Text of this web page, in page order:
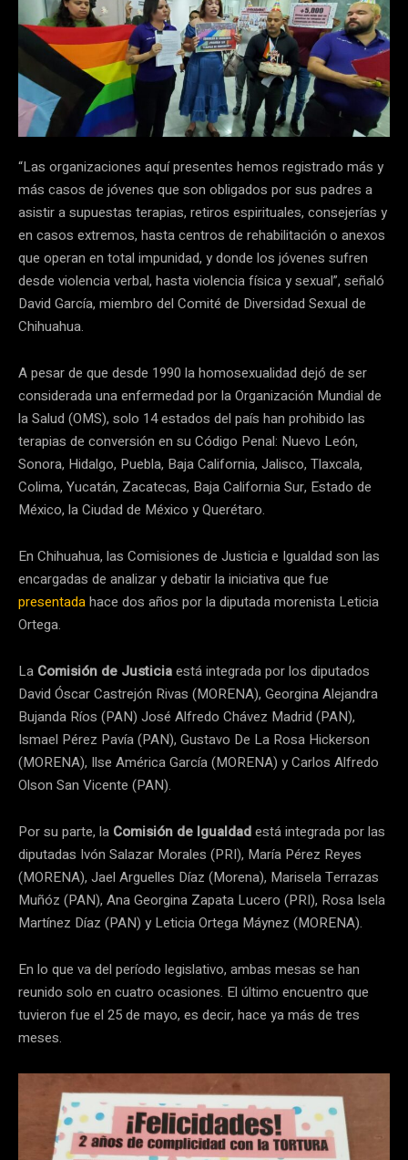
“Las organizaciones aquí presentes hemos registrado más y
más casos de jóvenes que son obligados por sus padres a
asistir a supuestas terapias, retiros espirituales, consejerías y
en casos extremos, hasta centros de rehabilitación o anexos
que operan en total impunidad, y donde los jóvenes sufren
desde violencia verbal, hasta violencia física y sexual”, señaló
David García, miembro del Comité de Diversidad Sexual de
Chihuahua.
A pesar de que desde 1990 la homosexualidad dejó de ser
considerada una enfermedad por la Organización Mundial de
la Salud (OMS), solo 14 estados del país han prohibido las
terapias de conversión en su Código Penal: Nuevo León,
Sonora, Hidalgo, Puebla, Baja California, Jalisco, Tlaxcala,
Colima, Yucatán, Zacatecas, Baja California Sur, Estado de
México, la Ciudad de México y Querétaro.
En Chihuahua, las Comisiones de Justicia e Igualdad son las
encargadas de analizar y debatir la iniciativa que fue
presentadahace dos años por la diputada morenista Leticia
Ortega.
La Comisión de Justiciaestá integrada por los diputados
David Óscar Castrejón Rivas (MORENA), Georgina Alejandra
Bujanda Ríos (PAN) José Alfredo Chávez Madrid (PAN),
Ismael Pérez Pavía (PAN), Gustavo De La Rosa Hickerson
(MORENA), Ilse América García (MORENA) y Carlos Alfredo
Olson San Vicente (PAN).
Por su parte, la Comisión de Igualdadestá integrada por las
diputadas Ivón Salazar Morales (PRI), María Pérez Reyes
(MORENA), Jael Arguelles Díaz (Morena), Marisela Terrazas
Muñóz (PAN), Ana Georgina Zapata Lucero (PRI), Rosa Isela
Martínez Díaz (PAN) y Leticia Ortega Máynez (MORENA).
En lo que va del período legislativo, ambas mesas se han
reunido solo en cuatro ocasiones. El último encuentro que
tuvieron fue el 25 de mayo, es decir, hace ya más de tres
meses.